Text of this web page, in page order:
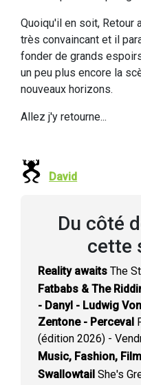
Quoiqu'il en soit, Retour
très convaincant et il
fonder de grands
un peu plus encore la
nouveaux horizons.
Allez j'y retourne...
David
Du côté
cette
Reality awaits The
Fatbabs & The
- Danyl - Ludwig
Zentone - Perceval
(édition 2026) -
Music, Fashion, Film
Swallowtail She's